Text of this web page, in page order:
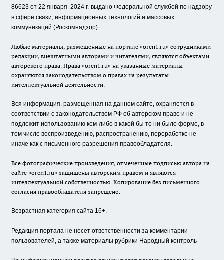
86623 от 22 января 2024 г. выдано Федеральной службой по надзору
в сфере связи, информационных технологий и массовых
коммуникаций (Роскомнадзор).
Любые материалы, размещенные на портале «oren1.ru» сотрудниками
редакции, внештатными авторами и читателями, являются объектами
авторского права. Права «oren1.ru» на указанные материалы
охраняются законодательством о правах на результаты
интеллектуальной деятельности.
Вся информация, размещенная на данном сайте, охраняется в
соответствии с законодательством РФ об авторском праве и не
подлежит использованию кем-либо в какой бы то ни было форме, в
том числе воспроизведению, распространению, переработке не
иначе как с письменного разрешения правообладателя.
Все фотографические произведения, отмеченные подписью автора на
сайте «oren1.ru» защищены авторским правом и являются
интеллектуальной собственностью. Копирование без письменного
согласия правообладателя запрещено.
Возрастная категория сайта 16+.
Редакция портала не несет ответственности за комментарии
пользователей, а также материалы рубрики Народный контроль